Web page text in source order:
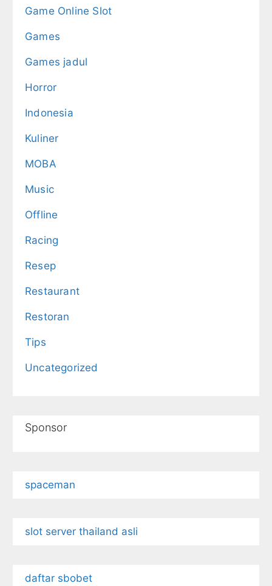
Game Online Slot
Games
Games jadul
Horror
Indonesia
Kuliner
MOBA
Music
Offline
Racing
Resep
Restaurant
Restoran
Tips
Uncategorized
Sponsor
spaceman
slot server thailand asli
daftar sbobet